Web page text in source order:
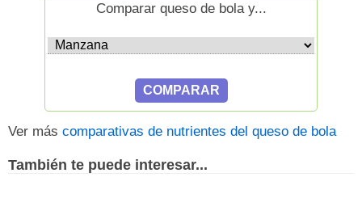
Comparar queso de bola y...
Ver más comparativas de nutrientes del queso de bola
También te puede interesar...